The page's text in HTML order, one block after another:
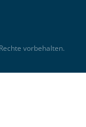
vorbehalten.